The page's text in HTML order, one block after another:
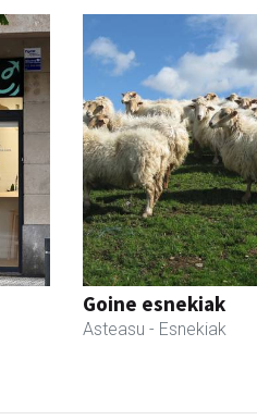
Goine esnekiak
Asteasu - Esnekiak